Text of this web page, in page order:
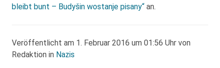
bleibt bunt – Budyšin wostanje pisany“ an.
Veröffentlicht am 1. Februar 2016 um 01:56 Uhr von
Redaktion in Nazis